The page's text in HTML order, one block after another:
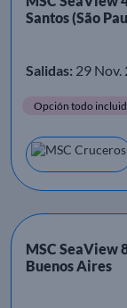
Santos (São
Salidas: 29 Nov.
Opción todo
MSC SeaView
Buenos Aires